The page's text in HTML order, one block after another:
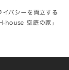
イバシーを両立する
house 空庭の家」